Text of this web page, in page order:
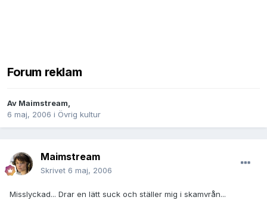
Forum reklam
Av Maimstream,
6 maj, 2006 i Övrig kultur
Maimstream
Skrivet 6 maj, 2006
Misslyckad... Drar en lätt suck och ställer mig i skamvrån...